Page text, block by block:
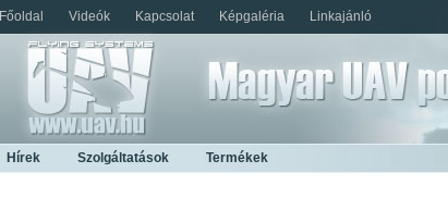
Főoldal Videók Kapcsolat Képgaléria Linkajánló
Hírek Szolgáltatások Termékek